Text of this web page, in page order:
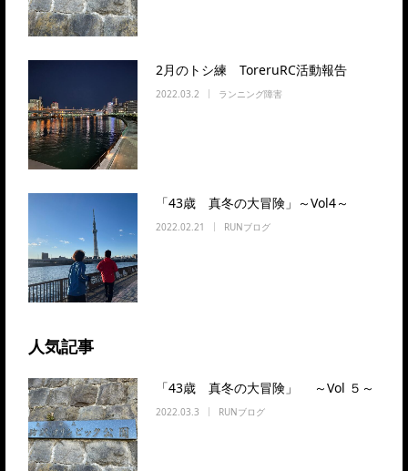
2月のトシ練 ToreruRC活動報告
2022.03.2 ランニング障害
「43歳 真冬の大冒険」～Vol4～
2022.02.21 RUNブログ
人気記事
「43歳 真冬の大冒険」 ～Vol ５～
2022.03.3 RUNブログ